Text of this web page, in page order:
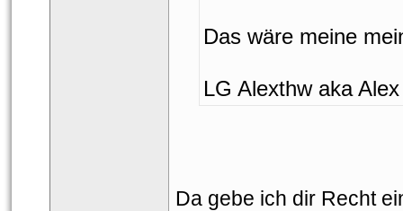
Das wäre meine
LG Alexthw aka
Da gebe ich dir Recht